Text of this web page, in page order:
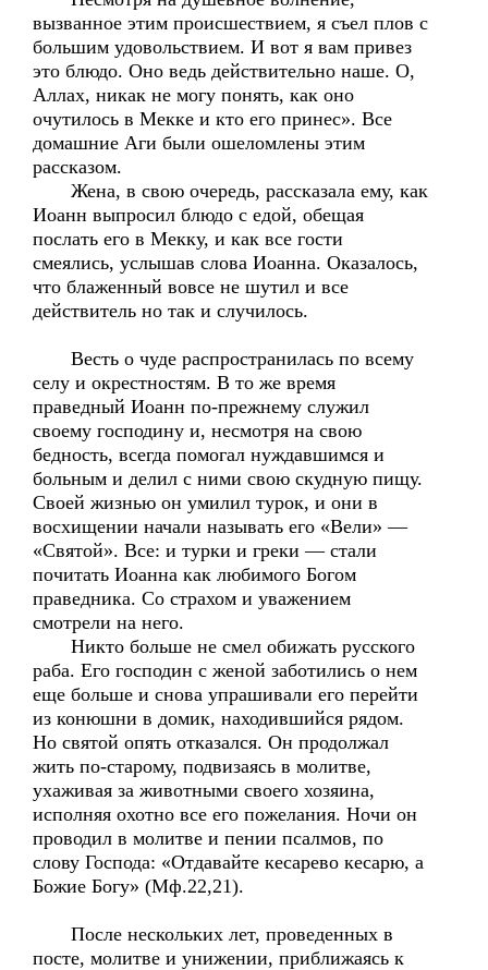
вызванное этим происшествием, я съел плов с
большим удовольствием. И вот я вам привез
это блюдо. Оно ведь действительно наше. О,
Аллах, никак не могу понять, как оно
очутилось в Мекке и кто его принес». Все
домашние Аги были ошеломлены этим
рассказом.
Жена, в свою очередь, рассказала ему, как
Иоанн выпросил блюдо с едой, обещая
послать его в Мекку, и как все гости
смеялись, услышав слова Иоанна. Оказалось,
что блаженный вовсе не шутил и все
действитель но так и случилось.
Весть о чуде распространилась по всему
селу и окрестностям. В то же время
праведный Иоанн по-прежнему служил
своему господину и, несмотря на свою
бедность, всегда помогал нуждавшимся и
больным и делил с ними свою скудную пищу.
Своей жизнью он умилил турок, и они в
восхищении начали называть его «Вели» —
«Святой». Все: и турки и греки — стали
почитать Иоанна как любимого Богом
праведника. Со страхом и уважением
смотрели на него.
Никто больше не смел обижать русского
раба. Его господин с женой заботились о нем
еще больше и снова упрашивали его перейти
из конюшни в домик, находившийся рядом.
Но святой опять отказался. Он продолжал
жить по-старому, подвизаясь в молитве,
ухаживая за животными своего хозяина,
исполняя охотно все его пожелания. Ночи он
проводил в молитве и пении псалмов, по
слову Господа: «Отдавайте кесарево кесарю, а
Божие Богу» (Мф.22,21).
После нескольких лет, проведенных в
посте, молитве и унижении, приближаясь к